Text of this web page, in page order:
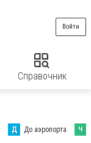
Справочник
Войти
Д До аэропорта Ч